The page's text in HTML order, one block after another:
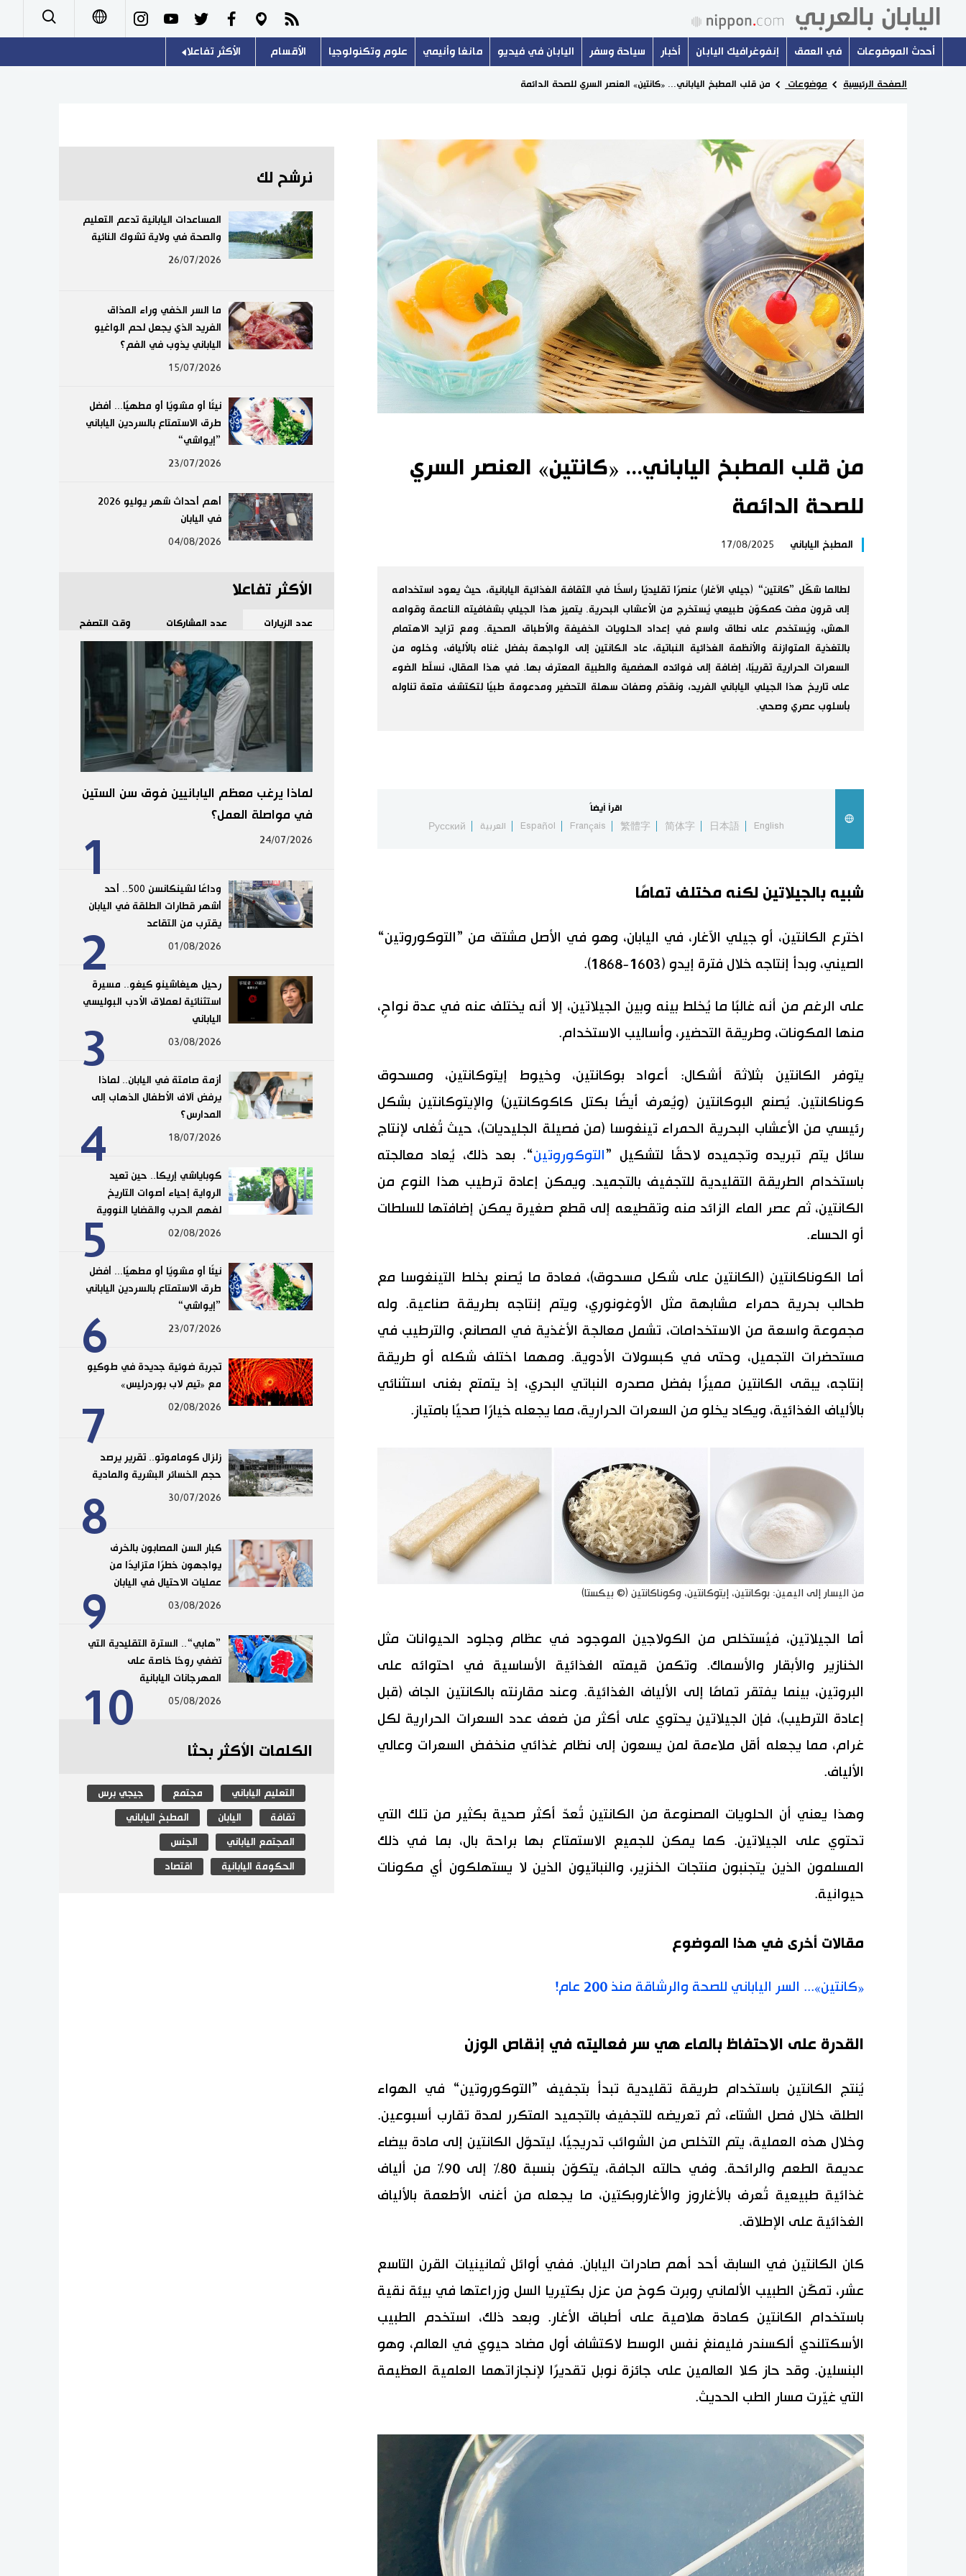
Español
أحدث الموضوعات في العمق إنفوغرافيك اليابان أخبار سياحة وسفر اليابان في فيديو مانغا وأنيمي علوم وتكنولوجيا الأقسام
اقتصاد
ثقافة
لايف ستايل
إعلان
الأكثر تفاعلا
الصفحة الرئيسية موضوعات من قلب المطبخ الياباني... «كانتين» العنصر السري للصحة الدائمة
من قلب المطبخ الياباني... «كانتين» العنصر السري
للصحة الدائمة
المطبخ الياباني 17/08/2025
لطالما شكّل ”كانتين“ (جيلي الآغار) عنصرًا تقليديًا راسخًا في الثقافة الغذائية اليابانية، حيث يعود استخدامه
إلى قرون مضت كمكوّن طبيعي يُستخرج من الأعشاب البحرية. يتميز هذا الجيلي بشفافيته الناعمة وقوامه
الهش، ويُستخدم على نطاق واسع في إعداد الحلويات الخفيفة والأطباق الصحية. ومع تزايد الاهتمام
بالتغذية المتوازنة والأنظمة الغذائية النباتية، عاد الكانتين إلى الواجهة بفضل غناه بالألياف، وخلوه من
السعرات الحرارية تقريبًا، إضافة إلى فوائده الهضمية والطبية المعترف بها. في هذا المقال، نسلّط الضوء
على تاريخ هذا الجيلي الياباني الفريد، ونقدّم وصفات سهلة التحضير ومدعومة طبيًا لتكتشف متعة تناوله
بأسلوب عصري وصحي.
اقرأ أيضاً
English
日本語
简体字
繁體字
Français
Español العربية Русский
شبيه بالجيلاتين لكنه مختلف تمامًا
اخترع الكانتين، أو جيلي الآغار، في اليابان، وهو في الأصل مشتق من ”التوكوروتين“
الصيني، وبدأ إنتاجه خلال فترة إيدو (1603-1868).
على الرغم من أنه غالبًا ما يُخلط بينه وبين الجيلاتين، إلا أنه يختلف عنه في عدة نواحٍ،
منها المكونات، وطريقة التحضير، وأساليب الاستخدام.
يتوفر الكانتين بثلاثة أشكال: أعواد بوكانتين، وخيوط إيتوكانتين، ومسحوق
كوناكانتين. يُصنع البوكانتين (ويُعرف أيضًا بكتل كاكوكانتين) والإيتوكانتين بشكل
رئيسي من الأعشاب البحرية الحمراء تينغوسا (من فصيلة الجليديات)، حيث تُغلى لإنتاج
سائل يتم تبريده وتجميده لاحقًا لتشكيل ”التوكوروتين“. بعد ذلك، يُعاد معالجته
باستخدام الطريقة التقليدية للتجفيف بالتجميد. ويمكن إعادة ترطيب هذا النوع من
الكانتين، ثم عصر الماء الزائد منه وتقطيعه إلى قطع صغيرة يمكن إضافتها للسلطات
أو الحساء.
أما الكوناكانتين (الكانتين على شكل مسحوق)، فعادة ما يُصنع بخلط التينغوسا مع
طحالب بحرية حمراء مشابهة مثل الأوغونوري، ويتم إنتاجه بطريقة صناعية. وله
مجموعة واسعة من الاستخدامات، تشمل معالجة الأغذية في المصانع، والترطيب في
مستحضرات التجميل، وحتى في كبسولات الأدوية. ومهما اختلف شكله أو طريقة
إنتاجه، يبقى الكانتين مميزًا بفضل مصدره النباتي البحري، إذ يتمتع بغنى استثنائي
بالألياف الغذائية، ويكاد يخلو من السعرات الحرارية، مما يجعله خيارًا صحيًا بامتياز.
من اليسار إلى اليمين: بوكانتين، إيتوكانتين، وكوناكانتين (© بيكستا)
أما الجيلاتين، فيُستخلص من الكولاجين الموجود في عظام وجلود الحيوانات مثل
الخنازير والأبقار والأسماك. وتكمن قيمته الغذائية الأساسية في احتوائه على
البروتين، بينما يفتقر تمامًا إلى الألياف الغذائية. وعند مقارنته بالكانتين الجاف (قبل
إعادة الترطيب)، فإن الجيلاتين يحتوي على أكثر من ضعف عدد السعرات الحرارية لكل
غرام، مما يجعله أقل ملاءمة لمن يسعون إلى نظام غذائي منخفض السعرات وعالي
الألياف.
وهذا يعني أن الحلويات المصنوعة من الكانتين تُعدّ أكثر صحية بكثير من تلك التي
تحتوي على الجيلاتين. كما يمكن للجميع الاستمتاع بها براحة بال، بما في ذلك
المسلمون الذين يتجنبون منتجات الخنزير، والنباتيون الذين لا يستهلكون أي مكونات
حيوانية.
مقالات أخرى في هذا الموضوع
«كانتين»... السر الياباني للصحة والرشاقة منذ 200 عام!
القدرة على الاحتفاظ بالماء هي سر فعاليته في إنقاص الوزن
يُنتج الكانتين باستخدام طريقة تقليدية تبدأ بتجفيف ”التوكوروتين“ في الهواء
الطلق خلال فصل الشتاء، ثم تعريضه للتجفيف بالتجميد المتكرر لمدة تقارب أسبوعين.
وخلال هذه العملية، يتم التخلص من الشوائب تدريجيًا، ليتحوّل الكانتين إلى مادة بيضاء
عديمة الطعم والرائحة. وفي حالته الجافة، يتكوّن بنسبة 80% إلى 90% من ألياف
غذائية طبيعية تُعرف بالأغاروز والأغاروبكتين، ما يجعله من أغنى الأطعمة بالألياف
الغذائية على الإطلاق.
كان الكانتين في السابق أحد أهم صادرات اليابان. ففي أوائل ثمانينيات القرن التاسع
عشر، تمكّن الطبيب الألماني روبرت كوخ من عزل بكتيريا السل وزراعتها في بيئة نقية
باستخدام الكانتين كمادة هلامية على أطباق الأغار. وبعد ذلك، استخدم الطبيب
الأسكتلندي ألكسندر فليمنغ نفس الوسط لاكتشاف أول مضاد حيوي في العالم، وهو
البنسلين. وقد حاز كلا العالمين على جائزة نوبل تقديرًا لإنجازاتهما العلمية العظيمة
التي غيّرت مسار الطب الحديث.
نرشح لك
المساعدات اليابانية تدعم التعليم
والصحة في ولاية تشوك النائية
26/07/2026
ما السر الخفي وراء المذاق
الفريد الذي يجعل لحم الواغيو
الياباني يذوب في الفم؟
15/07/2026
نيئًا أو مشويًا أو مطهيًا... أفضل
طرق الاستمتاع بالسردين الياباني
”إيواشي“
23/07/2026
أهم أحداث شهر يوليو 2026
في اليابان
04/08/2026
الأكثر تفاعلا
عدد الزيارات عدد المشاركات وقت التصفح
1
لماذا يرغب معظم اليابانيين فوق سن الستين
في مواصلة العمل؟
24/07/2026
2
وداعًا لشينكانسن 500.. أحد
أشهر قطارات الطلقة في اليابان
يقترب من التقاعد
01/08/2026
3
رحيل هيغاشينو كيغو.. مسيرة
استثنائية لعملاق الأدب البوليسي
الياباني
03/08/2026
4
أزمة صامتة في اليابان.. لماذا
يرفض آلاف الأطفال الذهاب إلى
المدارس؟
18/07/2026
5
كوباياشي إريكا.. حين تعيد
الرواية إحياء أصوات التاريخ
لفهم الحرب والقضايا النووية
02/08/2026
6
نيئًا أو مشويًا أو مطهيًا... أفضل
طرق الاستمتاع بالسردين الياباني
”إيواشي“
23/07/2026
7
تجربة ضوئية جديدة في طوكيو
مع «تيم لاب بوردرليس»
02/08/2026
8
زلزال كوماموتو.. تقرير يرصد
حجم الخسائر البشرية والمادية
30/07/2026
9
كبار السن المصابون بالخرف
يواجهون خطرًا متزايدًا من
عمليات الاحتيال في اليابان
03/08/2026
10
”هابي“.. السترة التقليدية التي
تضفي روحًا خاصة على
المهرجانات اليابانية
05/08/2026
الكلمات الأكثر بحثا
التعليم الياباني مجتمع جيجي برس
ثقافة اليابان المطبخ الياباني
المجتمع الياباني الجنس
الحكومة اليابانية اقتصاد